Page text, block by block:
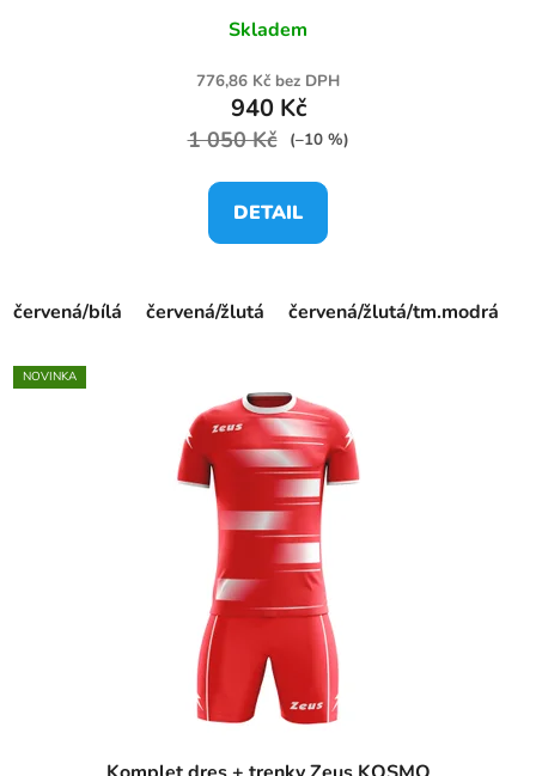
Skladem
776,86 Kč bez DPH
940 Kč
1 050 Kč (–10 %)
DETAIL
červená/bílá červená/žlutá červená/žlutá/tm.modrá
NOVINKA